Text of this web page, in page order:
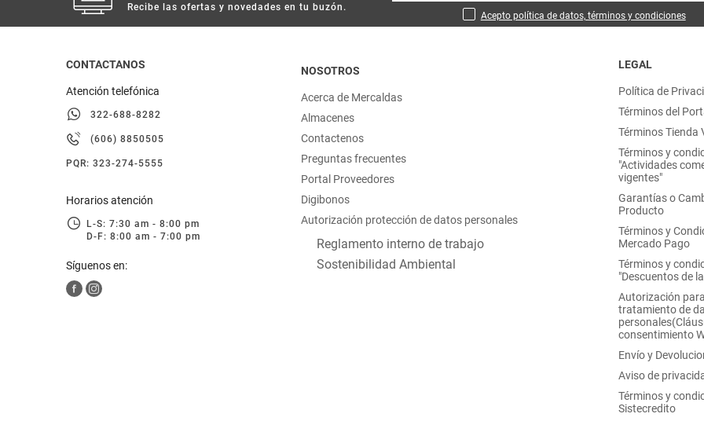
Recibe las ofertas y novedades en tu buzón.
Acepto política de datos, términos y condiciones
CONTACTANOS
Atención telefónica
322-688-8282
(606) 8850505
PQR: 323-274-5555
Horarios atención
L-S: 7:30 am - 8:00 pm
D-F: 8:00 am - 7:00 pm
Síguenos en:
NOSOTROS
Acerca de Mercaldas
Almacenes
Contactenos
Preguntas frecuentes
Portal Proveedores
Digibonos
Autorización protección de datos personales
Reglamento interno de trabajo
Sostenibilidad Ambiental
LEGAL
Política de
Términos del
Términos Tienda
Términos y
"Actividades
vigentes"
Garantías o
Producto
Términos y
Mercado Pago
Términos y
"Descuentos de
Autorización
tratamiento de
consentimiento
Envío y
Aviso de
Términos y
Sistecredito